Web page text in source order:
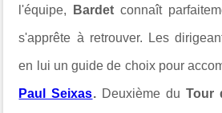
l'équipe, Bardetconnaît
s'apprête à retrouver. Les
en lui un guide de choix pour
Paul Seixas. Deuxième du Tour